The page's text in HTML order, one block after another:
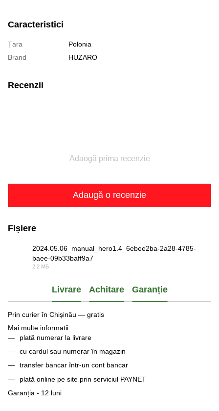
Caracteristici
Țara
Polonia
Brand
HUZARO
Recenzii
Adaogă prima recenzie
Adaugă o recenzie
Fișiere
2024.05.06_manual_hero1.4_6ebee2ba-2a28-4785-
baee-09b33baff9a7
2.2 МБ
Livrare Achitare Garanție
Prin curier în Chișinău — gratis
Mai multe informatii
plată numerar la livrare
cu cardul sau numerar în magazin
transfer bancar într-un cont bancar
plată online pe site prin serviciul PAYNET
Garanția - 12 luni